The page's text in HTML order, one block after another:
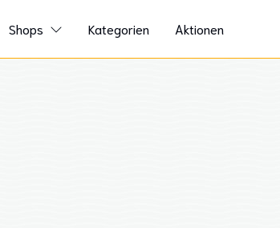
Shops Kategorien Aktionen